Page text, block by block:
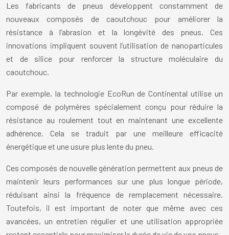
Les fabricants de pneus développent constamment de
nouveaux composés de caoutchouc pour améliorer la
résistance à l’abrasion et la longévité des pneus. Ces
innovations impliquent souvent l’utilisation de nanoparticules
et de silice pour renforcer la structure moléculaire du
caoutchouc.
Par exemple, la technologie EcoRun de Continental utilise un
composé de polymères spécialement conçu pour réduire la
résistance au roulement tout en maintenant une excellente
adhérence. Cela se traduit par une meilleure efficacité
énergétique et une usure plus lente du pneu.
Ces composés de nouvelle génération permettent aux pneus de
maintenir leurs performances sur une plus longue période,
réduisant ainsi la fréquence de remplacement nécessaire.
Toutefois, il est important de noter que même avec ces
avancées, un entretien régulier et une utilisation appropriée